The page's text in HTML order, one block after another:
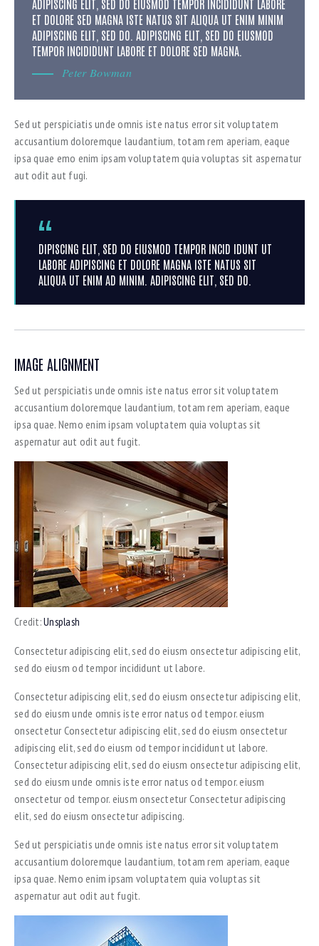
ADIPISCING ELIT, SED DO EIUSMOD TEMPOR INCIDIDUNT LABORE
ET DOLORE SED MAGNA ISTE NATUS SIT ALIQUA UT ENIM MINIM
ADIPISCING ELIT, SED DO. ADIPISCING ELIT, SED DO EIUSMOD
TEMPOR INCIDIDUNT LABORE ET DOLORE SED MAGNA.
Peter Bowman
Sed ut perspiciatis unde omnis iste natus error sit voluptatem
accusantium doloremque laudantium, totam rem aperiam, eaque
ipsa quae emo enim ipsam voluptatem quia voluptas sit aspernatur
aut odit aut fugi.
DIPISCING ELIT, SED DO EIUSMOD TEMPOR INCID IDUNT UT
LABORE ADIPISCING ET DOLORE MAGNA ISTE NATUS SIT
ALIQUA UT ENIM AD MINIM. ADIPISCING ELIT, SED DO.
IMAGE ALIGNMENT
Sed ut perspiciatis unde omnis iste natus error sit voluptatem
accusantium doloremque laudantium, totam rem aperiam, eaque
ipsa quae. Nemo enim ipsam voluptatem quia voluptas sit
aspernatur aut odit aut fugit.
Credit:Unsplash
Consectetur adipiscing elit, sed do eiusm onsectetur adipiscing elit,
sed do eiusm od tempor incididunt ut labore.
Consectetur adipiscing elit, sed do eiusm onsectetur adipiscing elit,
sed do eiusm unde omnis iste error natus od tempor. eiusm
onsectetur Consectetur adipiscing elit, sed do eiusm onsectetur
adipiscing elit, sed do eiusm od tempor incididunt ut labore.
Consectetur adipiscing elit, sed do eiusm onsectetur adipiscing elit,
sed do eiusm unde omnis iste error natus od tempor. eiusm
onsectetur od tempor. eiusm onsectetur Consectetur adipiscing
elit, sed do eiusm onsectetur adipiscing.
Sed ut perspiciatis unde omnis iste natus error sit voluptatem
accusantium doloremque laudantium, totam rem aperiam, eaque
ipsa quae. Nemo enim ipsam voluptatem quia voluptas sit
aspernatur aut odit aut fugit.